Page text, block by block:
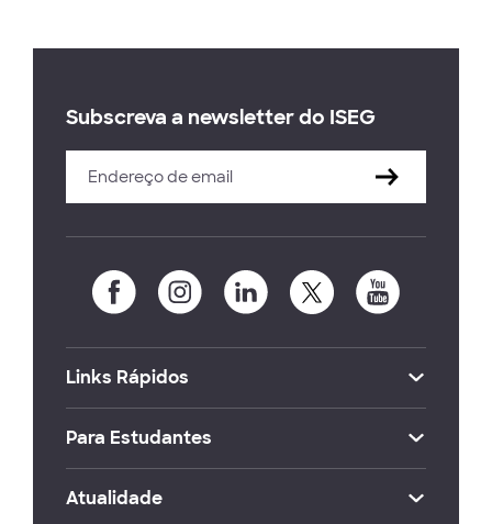
Subscreva a newsletter do ISEG
Links Rápidos
Para Estudantes
Atualidade